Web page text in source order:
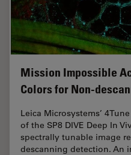
Mission Impossible
Colors for Non-
Leica Microsystems’
of the SP8 DIVE Deep In
spectrally tunable image
descanning detection.